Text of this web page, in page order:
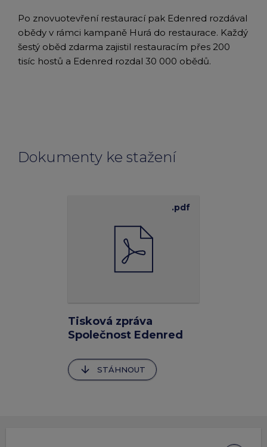
Po znovuotevření restaurací pak Edenred rozdával
obědy v rámci kampaně Hurá do restaurace. Každý
šestý oběd zdarma zajistil restauracím přes 200
tisíc hostů a Edenred rozdal 30 000 obědů.
Dokumenty ke stažení
.pdf
Tisková zpráva
Společnost Edenred
cash-back
arrow_downward STÁHNOUT